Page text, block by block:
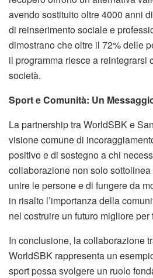
avendo sostituito oltre 4000 anni
di reinserimento sociale e
dimostrano che oltre il 72% delle
il programma riesce a reintegrarsi
società.
Sport e Comunità: Un
La partnership tra WorldSBK e
visione comune di
positivo e di sostegno a chi
collaborazione non solo
unire le persone e di fungere da
in risalto l’importanza della
nel costruire un futuro migliore per
In conclusione, la collaborazione
WorldSBK rappresenta un
sport possa svolgere un ruolo